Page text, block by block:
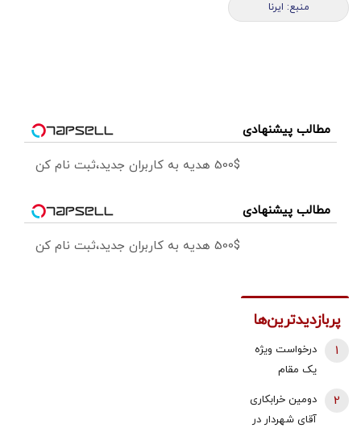
منبع: ایرنا
مطالب پیشنهادی
500$ هدیه به کاربران جدید،ثبت نام کن
مطالب پیشنهادی
500$ هدیه به کاربران جدید،ثبت نام کن
پربازدیدترین‌ها
درخواست ویژه
یک مقام
جوانان: اگر
1
دومین خرابکاری
آقای شهردار در
2